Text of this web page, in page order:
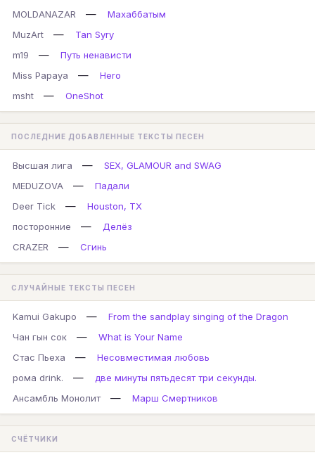
MOLDANAZAR
—
Махаббатым
MuzArt
—
Tan Syry
m19
—
Путь ненависти
Miss Papaya
—
Hero
msht
— OneShot
ПОСЛЕДНИЕ ДОБАВЛЕННЫЕ ТЕКСТЫ ПЕСЕН
Высшая лига —
SEX, GLAMOUR and SWAG
MEDUZOVA
—
Падали
Deer Tick
—
Houston, TX
посторонние
—
Делёз
CRAZER
— Сгинь
СЛУЧАЙНЫЕ ТЕКСТЫ ПЕСЕН
Kamui Gakupo —
From the sandplay singing of the Dragon
Чан гын сок
—
What is Your Name
Стас Пьеха
—
Несовместимая любовь
рома drink.
—
две минуты пятьдесят три секунды.
Ансамбль Монолит
— Марш Смертников
СЧЁТЧИКИ